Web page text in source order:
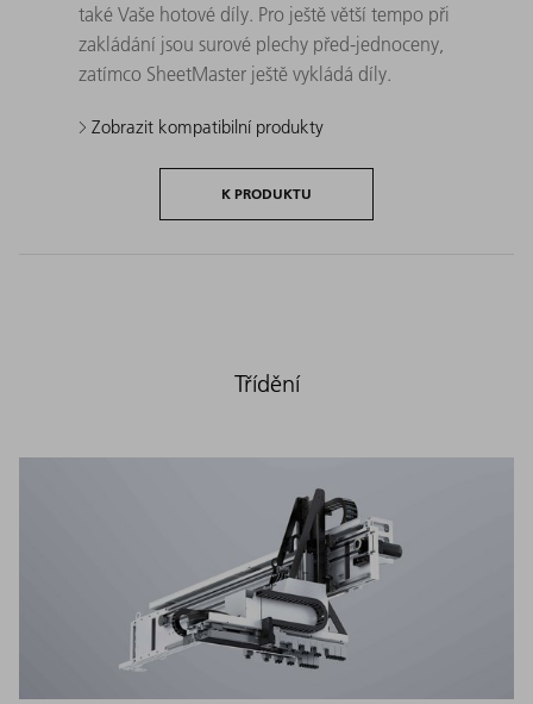
také Vaše hotové díly. Pro ještě větší tempo při
zakládání jsou surové plechy před-jednoceny,
zatímco SheetMaster ještě vykládá díly.
Zobrazit kompatibilní produkty
K PRODUKTU
Třídění